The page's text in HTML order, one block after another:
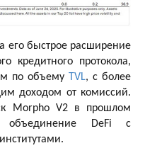
его быстрое расширение
кредитного протокола,
по объему
TVL, с более
доходом от комиссий.
Morpho V2 в прошлом
объединение DeFi с